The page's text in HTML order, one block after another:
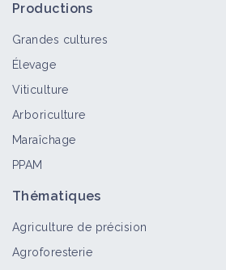
Productions
Grandes cultures
Élevage
Viticulture
Arboriculture
Maraîchage
PPAM
Thématiques
Agriculture de précision
Agroforesterie